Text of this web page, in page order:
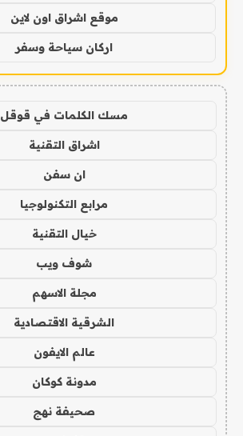
موقع اشراق اون لاين
اركان سياحة وسفر
مسك الكلمات في قوقل
اشراق التقنية
ان سفن
مرابع التكنولوجيا
خيال التقنية
شوف ويب
مجلة الاسهم
الشرقية الاقتصادية
عالم الايفون
مدونة كوكان
صحيفة نهج